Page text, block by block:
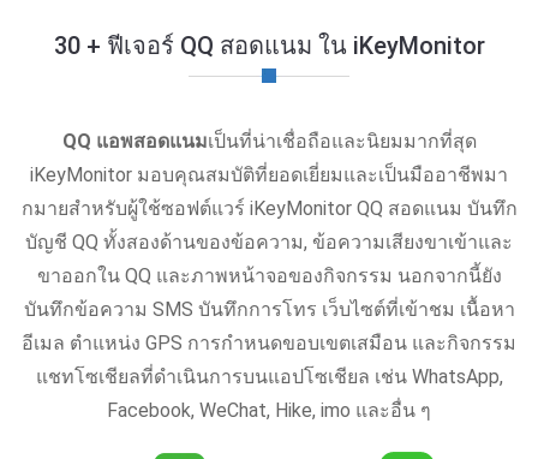
30 + ฟีเจอร์ QQ สอดแนม ใน iKeyMonitor
QQ แอพสอดแนมเป็นที่น่าเชื่อถือและนิยมมากที่สุด
iKeyMonitor มอบคุณสมบัติที่ยอดเยี่ยมและเป็นมืออาชีพมา
กมายสําหรับผู้ใช้ซอฟต์แวร์ iKeyMonitor QQ สอดแนม บันทึก
บัญชี QQ ทั้งสองด้านของข้อความ, ข้อความเสียงขาเข้าและ
ขาออกใน QQ และภาพหน้าจอของกิจกรรม นอกจากนี้ยัง
บันทึกข้อความ SMS บันทึกการโทร เว็บไซต์ที่เข้าชม เนื้อหา
อีเมล ตําแหน่ง GPS การกำหนดขอบเขตเสมือน และกิจกรรม
แชทโซเชียลที่ดําเนินการบนแอปโซเชียล เช่น WhatsApp,
Facebook, WeChat, Hike, imo และอื่น ๆ